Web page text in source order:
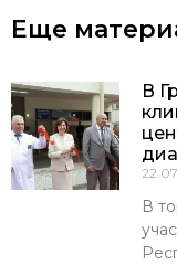
Еще
В
В